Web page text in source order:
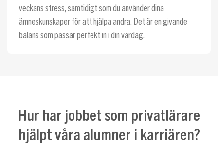
veckans stress, samtidigt som du använder dina
ämneskunskaper för att hjälpa andra. Det är en givande
balans som passar perfekt in i din vardag.
Hur har jobbet som privatlärare
hjälpt våra alumner i karriären?